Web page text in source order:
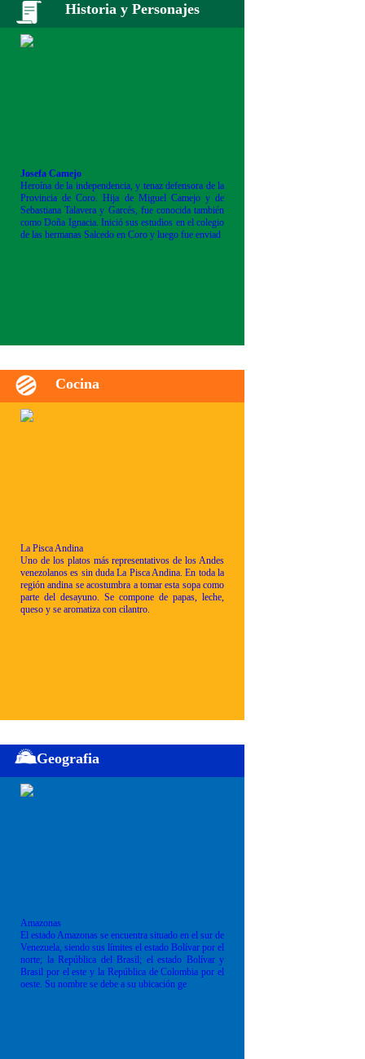
Historia y Personajes
Josefa Camejo
Heroína de la independencia, y tenaz defensora de la
Provincia de Coro. Hija de Miguel Camejo y de
Sebastiana Talavera y Garcés, fue conocida también
como Doña Ignacia. Inició sus estudios en el colegio
de las hermanas Salcedo en Coro y luego fue enviad
Cocina
La Pisca Andina
Uno de los platos más representativos de los Andes
venezolanos es sin duda La Pisca Andina. En toda la
región andina se acostumbra a tomar esta sopa como
parte del desayuno. Se compone de papas, leche,
queso y se aromatiza con cilantro.
Geografia
Amazonas
El estado Amazonas se encuentra situado en el sur de
Venezuela, siendo sus límites el estado Bolívar por el
norte; la República del Brasil; el estado Bolívar y
Brasil por el este y la República de Colombia por el
oeste. Su nombre se debe a su ubicación ge